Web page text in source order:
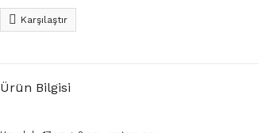
Karşılaştır
Ürün Bilgisi